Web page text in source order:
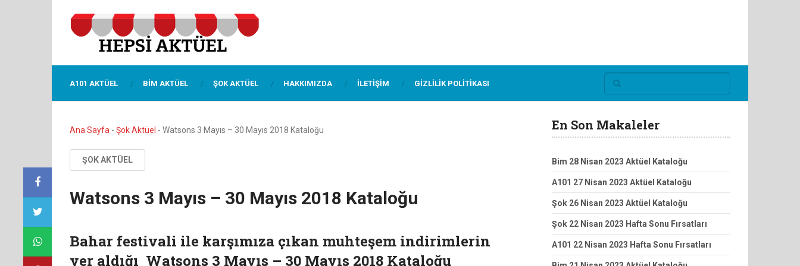
A101 AKTÜEL BIM AKTÜEL ŞOK AKTÜEL HAKKIMIZDA İLETIŞIM GIZLILIK POLITIKASI
Ana Sayfa - Şok Aktüel - Watsons 3 Mayıs – 30 Mayıs 2018 Kataloğu
ŞOK AKTÜEL
Watsons 3 Mayıs – 30 Mayıs 2018 Kataloğu
Bahar festivali ile karşımıza çıkan muhteşem indirimlerin
yer aldığı Watsons 3 Mayıs – 30 Mayıs 2018 Kataloğu
En Son Makaleler
Bim 28 Nisan 2023 Aktüel Kataloğu
A101 27 Nisan 2023 Aktüel Kataloğu
Şok 26 Nisan 2023 Aktüel Kataloğu
Şok 22 Nisan 2023 Hafta Sonu Fırsatları
A101 22 Nisan 2023 Hafta Sonu Fırsatları